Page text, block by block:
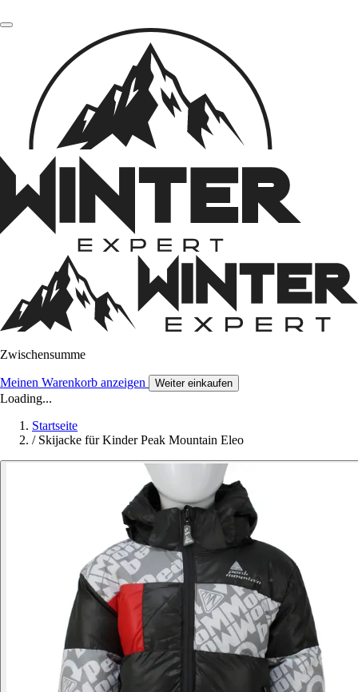
Zwischensumme
Meinen Warenkorb anzeigen Weiter einkaufen
Loading...
Startseite
/ Skijacke für Kinder Peak Mountain Eleo